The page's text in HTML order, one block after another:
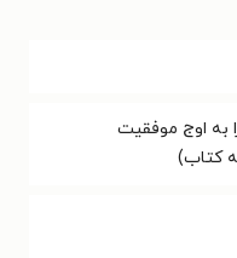
به اوج موفقیت
کتاب)